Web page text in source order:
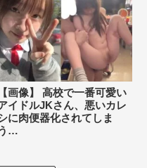
【画像】 高校で一番可愛い
イドルJKさん、悪いカレ
に肉便器化されてしま
…